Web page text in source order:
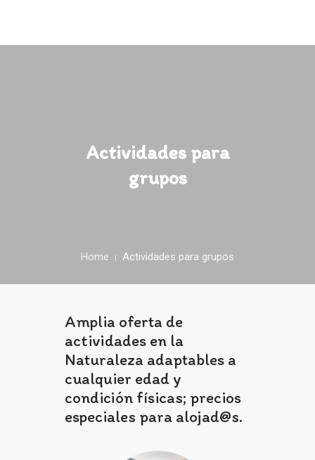
Actividades para
grupos
Home Actividades para grupos
Amplia oferta de
actividades en la
Naturaleza adaptables a
cualquier edad y
condición físicas; precios
especiales para alojad@s.